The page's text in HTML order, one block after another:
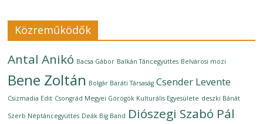
Közreműködők
Antal Anikó Bacsa Gábor Balkán Táncegyüttes Belvárosi mozi
Bene Zoltán Bolgár Baráti Társaság Csender Levente
Csizmadia Edit Csongrád Megyei Görögök Kulturális Egyesülete deszki Bánát
Szerb Néptáncegyüttes Deák Big Band Diószegi Szabó Pál